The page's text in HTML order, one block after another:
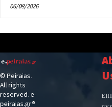
06/08/2026
© Peiraias.
All rights
reserved. e-
peiraias.gr®